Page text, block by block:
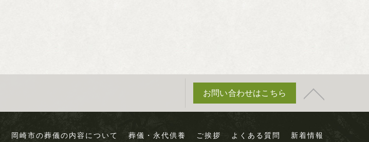
お問い合わせはこちら
岡崎市の葬儀の内容について 葬儀・永代供養 ご挨拶 よくある質問 新着情報